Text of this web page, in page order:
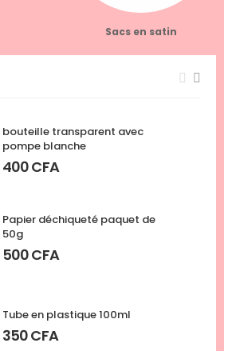
Sacs en satin
bouteille transparent avec
pompe blanche
400CFA
Papier déchiqueté paquet de
50g
500CFA
Tube en plastique 100ml
350CFA